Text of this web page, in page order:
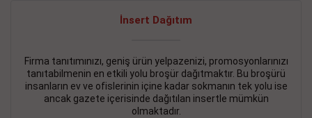
İnsert Dağıtım
Firma tanıtımınızı, geniş ürün yelpazenizi, promosyonlarınızı
tanıtabilmenin en etkili yolu broşür dağıtmaktır. Bu broşürü
insanların ev ve ofislerinin içine kadar sokmanın tek yolu ise
ancak gazete içerisinde dağıtılan insertle mümkün
olmaktadır.
DEVREMÜLK KİRALIK İlanı- 11.09.2018
SİNYE Tekstile Şoförlüğü olan 35 yaşını aşmamış, Depo
elemanı alınacaktır. Osmanbey, Şişli